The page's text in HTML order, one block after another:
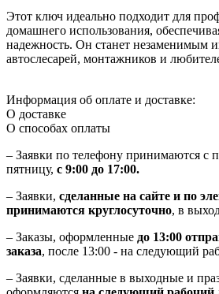
Этот ключ идеально подходит для
домашнего использования,
надежность. Он станет незаменимым
автослесарей, монтажников и
Информация об оплате и доставке:
О доставке
О способах оплаты
– Заявки по телефону принимаются с
пятницу, с 9:00 до 17:00.
– Заявки, сделанные на сайте и по
принимаются круглосуточно, в
– Заказы, оформленные до 13:00
заказа, после 13:00 - на следующий
– Заявки, сделанные в выходные и